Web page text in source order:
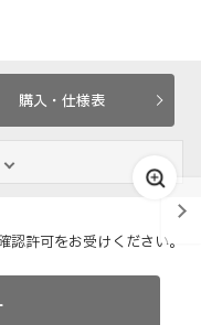
購入・仕様表
許可をお受けください。